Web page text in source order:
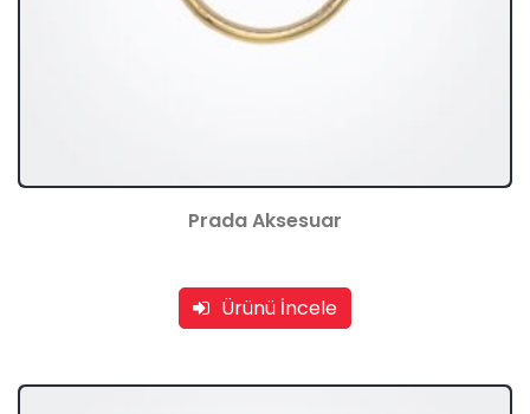
Prada Aksesuar
Ürünü İncele